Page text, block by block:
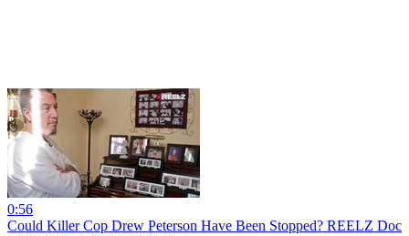
0:56
Could Killer Cop Drew Peterson Have Been Stopped? REELZ Doc